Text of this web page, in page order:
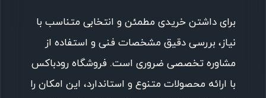
برای داشتن خریدی مطمئن و انتخابی متناسب با
نیاز، بررسی دقیق مشخصات فنی و استفاده از
مشاوره تخصصی ضروری است. فروشگاه رودباکس
با ارائه محصولات متنوع و استاندارد، این امکان را